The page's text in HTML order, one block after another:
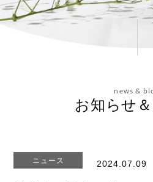
お知らせ・
会社概要
お問い合
news &
お知らせ
ニュース 2024.07.09